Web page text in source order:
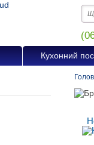
Кухонний